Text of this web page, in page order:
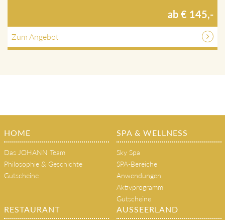
ab € 145,-
Zum Angebot
HOME
Das JOHANN Team
Philosophie & Geschichte
Gutscheine
SPA & WELLNESS
Sky Spa
SPA-Bereiche
Anwendungen
Aktivprogramm
Gutscheine
RESTAURANT AUSSEERLAND